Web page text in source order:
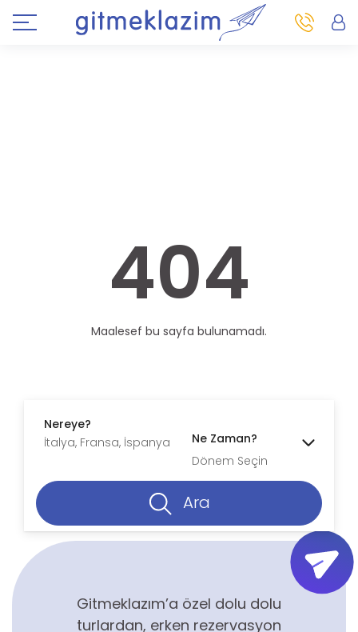
404
Maalesef bu sayfa bulunamadı.
Nereye?
Ne Zaman?
Dönem Seçin
Ara
Gitmeklazım’a özel dolu dolu
turlardan, erken rezervasyon